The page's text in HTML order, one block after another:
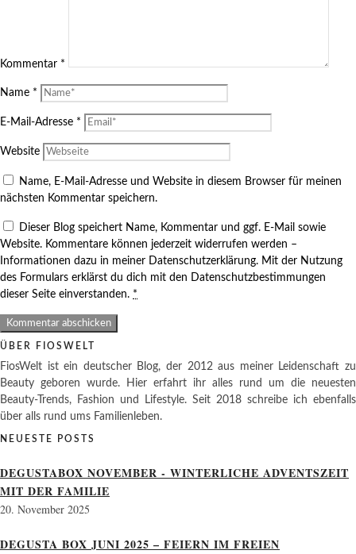
Kommentar *
Name *
E-Mail-Adresse *
Website
Name, E-Mail-Adresse und Website in diesem Browser für meinen
nächsten Kommentar speichern.
Dieser Blog speichert Name, Kommentar und ggf. E-Mail sowie
Website. Kommentare können jederzeit widerrufen werden –
Informationen dazu in meiner Datenschutzerklärung. Mit der Nutzung
des Formulars erklärst du dich mit den Datenschutzbestimmungen
dieser Seite einverstanden. *
ÜBER FIOSWELT
FiosWelt ist ein deutscher Blog, der 2012 aus meiner Leidenschaft zu
Beauty geboren wurde. Hier erfahrt ihr alles rund um die neuesten
Beauty-Trends, Fashion und Lifestyle. Seit 2018 schreibe ich ebenfalls
über alls rund ums Familienleben.
NEUESTE POSTS
DEGUSTABOX NOVEMBER - WINTERLICHE ADVENTSZEIT
MIT DER FAMILIE
20. November 2025
DEGUSTA BOX JUNI 2025 – FEIERN IM FREIEN